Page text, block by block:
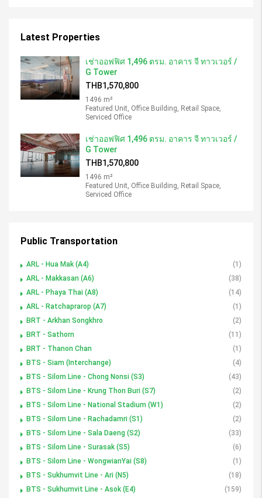
Latest Properties
เช่าออฟฟิศ 1,496 ตรม. อาคาร จี ทาวเวอร์ /
G Tower
THB1,570,800
1496 m²
Featured Unit, Office Building, Retail Space,
Serviced Office
เช่าออฟฟิศ 1,496 ตรม. อาคาร จี ทาวเวอร์ /
G Tower
THB1,570,800
1496 m²
Featured Unit, Office Building, Retail Space,
Serviced Office
Public Transportation
ARL - Hua Mak (A4)
(1)
ARL - Makkasan (A6)
(38)
ARL - Phaya Thai (A8)
(14)
ARL - Ratchaprarop (A7)
(1)
BRT - Arkhan Songkhro
(2)
BRT - Sathorn
(11)
BRT - Thanon Chan
(1)
BTS - Siam (Interchange)
(4)
BTS - Silom Line - Chong Nonsi (S3)
(43)
BTS - Silom Line - Krung Thon Buri (S7)
(2)
BTS - Silom Line - National Stadium (W1)
(2)
BTS - Silom Line - Rachadamri (S1)
(2)
BTS - Silom Line - Sala Daeng (S2)
(33)
BTS - Silom Line - Surasak (S5)
(6)
BTS - Silom Line - WongwianYai (S8)
(1)
BTS - Sukhumvit Line - Ari (N5)
(18)
BTS - Sukhumvit Line - Asok (E4)
(159)